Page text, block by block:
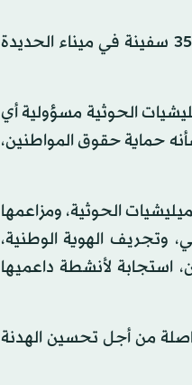
وأوضحت أنها «سهلت بالتنسيق مع تحالف دعم الشرعية والأمم المتحدة منذ بداية الهدنة تفريع 35 سفينة في ميناء الحديدة
الحوثية مسؤولية أي
حماية حقوق المواطنين،
الحوثية، ومزاعمها
وتجريف الهوية الوطنية،
استجابة لأنشطة داعميها
من أجل تحسين الهدنة